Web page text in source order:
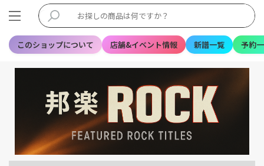
このショップについて 店舗&イベント情報 新譜一覧 予約